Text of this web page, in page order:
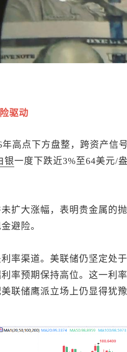
驱动
年高点下方盘整，跨资产信
银一度下跌近3%至64美元/
扩大涨幅，表明贵金属的
避险。
率渠道。美联储仍坚定处
率预期保持高位。这一利
联储鹰派立场上仍显得犹